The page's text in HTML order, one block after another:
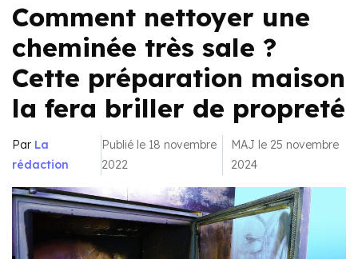
Comment nettoyer une
cheminée très sale ?
Cette préparation maison
la fera briller de propreté
Par La
rédaction
Publié le 18 novembre
2022
MAJ le 25 novembre
2024